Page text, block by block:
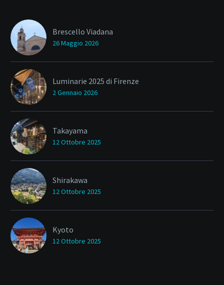
Brescello Viadana
26 Maggio 2026
Luminarie 2025 di Firenze
2 Gennaio 2026
Takayama
12 Ottobre 2025
Shirakawa
12 Ottobre 2025
Kyoto
12 Ottobre 2025